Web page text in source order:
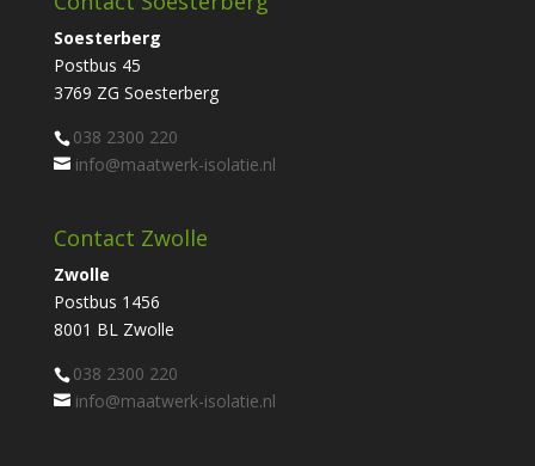
Soesterberg
Postbus 45
3769 ZG Soesterberg
038 2300 220
info@maatwerk-isolatie.nl
Contact Zwolle
Zwolle
Postbus 1456
8001 BL Zwolle
038 2300 220
info@maatwerk-isolatie.nl